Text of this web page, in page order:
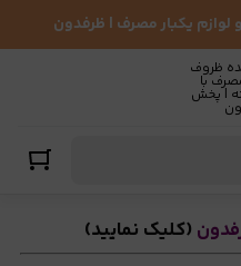
یکبار مصرف | ظرفدون
(کلیک نمایید)